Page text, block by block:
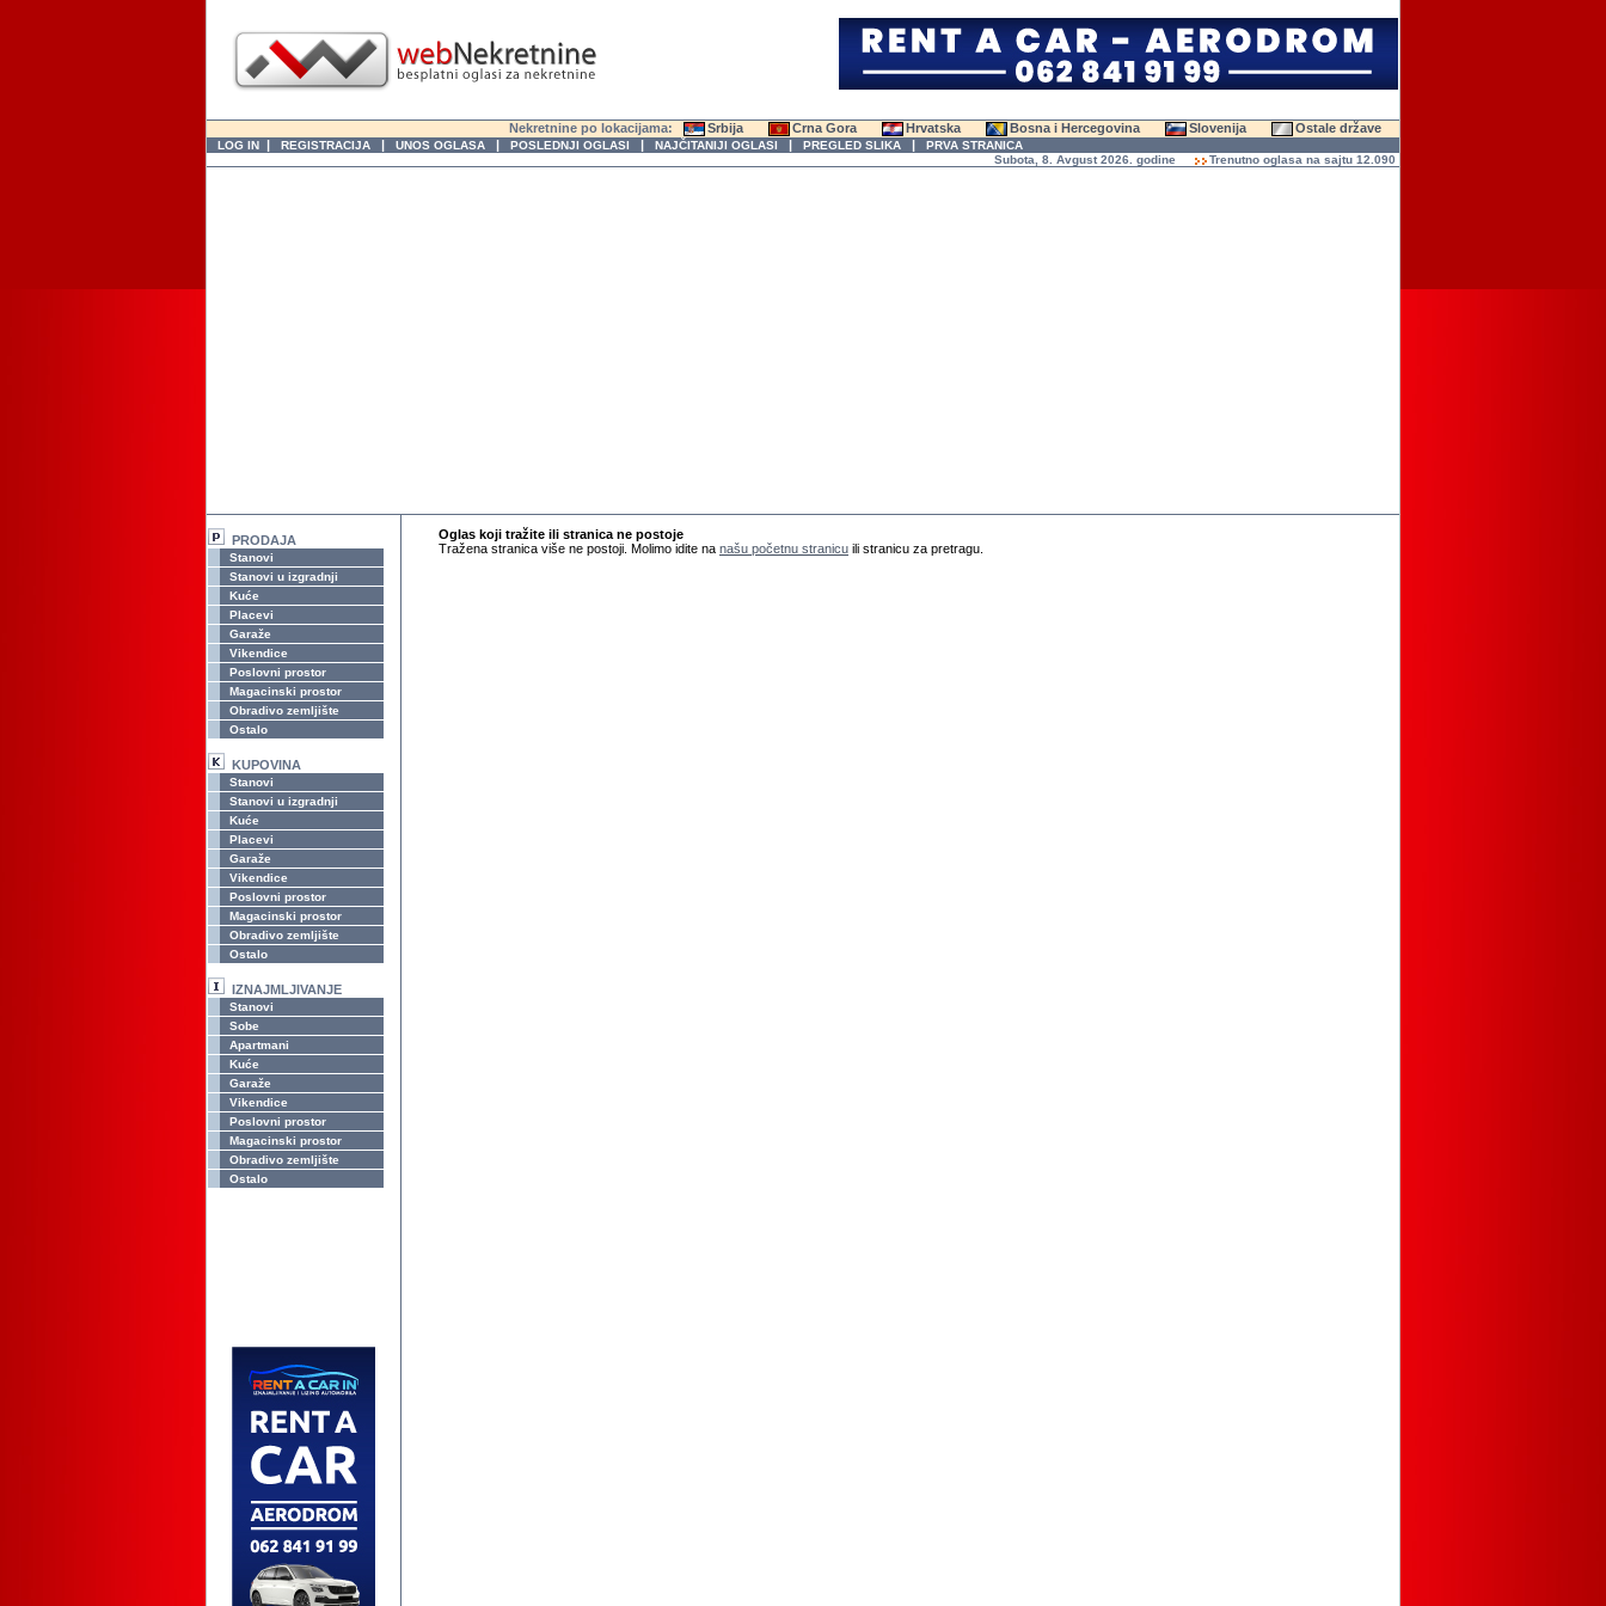
Nekretnine po lokacijama: Srbija Crna Gora Hrvatska Bosna i Hercegovina Slovenija Ostale države
LOG IN | REGISTRACIJA | UNOS OGLASA | POSLEDNJI OGLASI | NAJČITANIJI OGLASI | PREGLED SLIKA | PRVA STRANICA
Subota, 8. Avgust 2026. godine
Trenutno oglasa na sajtu 12.090 (47.645 slika)
PRODAJA
Stanovi
Stanovi u izgradnji
Kuće
Placevi
Garaže
Vikendice
Poslovni prostor
Magacinski prostor
Obradivo zemljište
Ostalo
KUPOVINA
Stanovi
Stanovi u izgradnji
Kuće
Placevi
Garaže
Vikendice
Poslovni prostor
Magacinski prostor
Obradivo zemljište
Ostalo
IZNAJMLJIVANJE
Stanovi
Sobe
Apartmani
Kuće
Garaže
Vikendice
Poslovni prostor
Magacinski prostor
Obradivo zemljište
Ostalo
Oglas koji tražite ili stranica ne postoje
Tražena stranica više ne postoji. Molimo idite na našu početnu stranicu ili stranicu za pretragu.